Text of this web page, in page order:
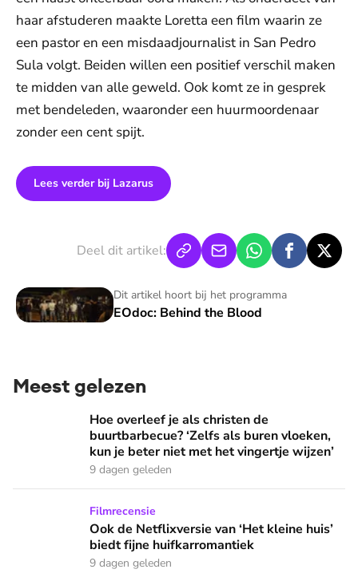
haar afstuderen maakte Loretta een film waarin ze
een pastor en een misdaadjournalist in San Pedro
Sula volgt. Beiden willen een positief verschil maken
te midden van alle geweld. Ook komt ze in gesprek
met bendeleden, waaronder een huurmoordenaar
zonder een cent spijt.
Lees verder bij Lazarus
Deel dit artikel:
Dit artikel hoort bij het programma
EOdoc: Behind the Blood
EOdoc: Behind the Blood
Meest gelezen
Hoe overleef je als christen de buurtbarbecue? ‘Zelfs als
Hoe overleef je als christen de
buurtbarbecue? ‘Zelfs als buren vloeken,
kun je beter niet met het vingertje wijzen’
9 dagen geleden
Ook de Netflixversie van ‘Het kleine huis’ biedt fijne
Filmrecensie
Ook de Netflixversie van ‘Het kleine huis’
biedt fijne huifkarromantiek
9 dagen geleden